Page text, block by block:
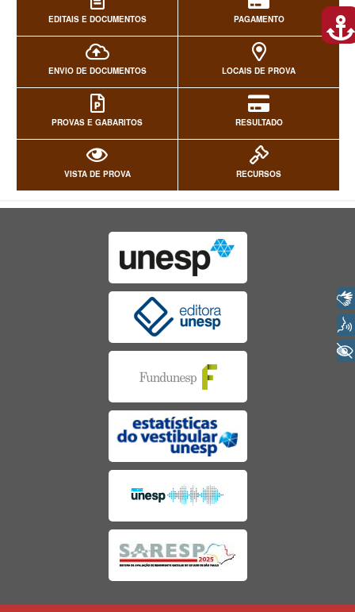
EDITAIS E DOCUMENTOS PAGAMENTO
ENVIO DE DOCUMENTOS LOCAIS DE PROVA
PROVAS E GABARITOS RESULTADO
VISTA DE PROVA RECURSOS
+ Acessibilidade